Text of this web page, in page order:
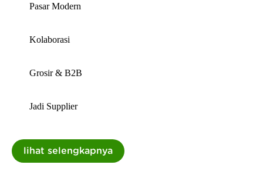
Pasar Modern
Kolaborasi
Grosir & B2B
Jadi Supplier